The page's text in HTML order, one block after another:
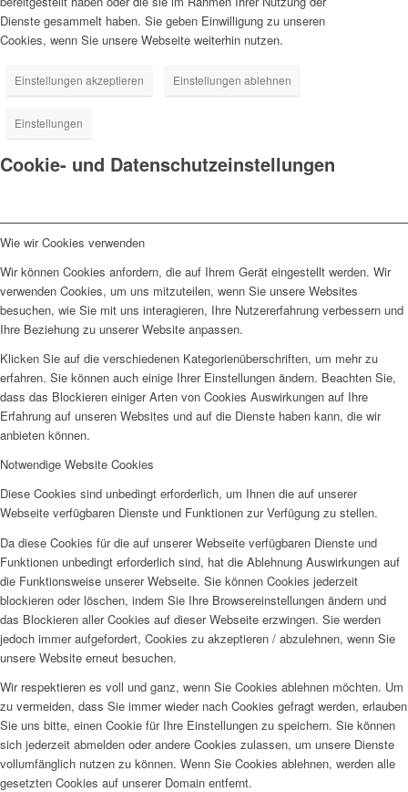
Dienste gesammelt haben. Sie geben Einwilligung zu unseren
Cookies, wenn Sie unsere Webseite weiterhin nutzen.
Einstellungen akzeptieren Einstellungen ablehnen
Einstellungen
Cookie- und Datenschutzeinstellungen
Wie wir Cookies verwenden
Wir können Cookies anfordern, die auf Ihrem Gerät eingestellt werden. Wir
verwenden Cookies, um uns mitzuteilen, wenn Sie unsere Websites
besuchen, wie Sie mit uns interagieren, Ihre Nutzererfahrung verbessern und
Ihre Beziehung zu unserer Website anpassen.
Klicken Sie auf die verschiedenen Kategorienüberschriften, um mehr zu
erfahren. Sie können auch einige Ihrer Einstellungen ändern. Beachten Sie,
dass das Blockieren einiger Arten von Cookies Auswirkungen auf Ihre
Erfahrung auf unseren Websites und auf die Dienste haben kann, die wir
anbieten können.
Notwendige Website Cookies
Diese Cookies sind unbedingt erforderlich, um Ihnen die auf unserer
Webseite verfügbaren Dienste und Funktionen zur Verfügung zu stellen.
Da diese Cookies für die auf unserer Webseite verfügbaren Dienste und
Funktionen unbedingt erforderlich sind, hat die Ablehnung Auswirkungen auf
die Funktionsweise unserer Webseite. Sie können Cookies jederzeit
blockieren oder löschen, indem Sie Ihre Browsereinstellungen ändern und
das Blockieren aller Cookies auf dieser Webseite erzwingen. Sie werden
jedoch immer aufgefordert, Cookies zu akzeptieren / abzulehnen, wenn Sie
unsere Website erneut besuchen.
Wir respektieren es voll und ganz, wenn Sie Cookies ablehnen möchten. Um
zu vermeiden, dass Sie immer wieder nach Cookies gefragt werden, erlauben
Sie uns bitte, einen Cookie für Ihre Einstellungen zu speichern. Sie können
sich jederzeit abmelden oder andere Cookies zulassen, um unsere Dienste
vollumfänglich nutzen zu können. Wenn Sie Cookies ablehnen, werden alle
gesetzten Cookies auf unserer Domain entfernt.